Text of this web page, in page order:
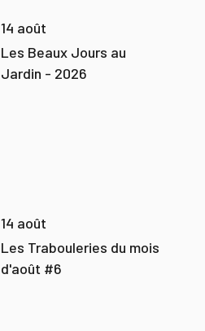
14 août
Les Beaux Jours au
Jardin - 2026
14 août
Les Trabouleries du mois
d'août #6